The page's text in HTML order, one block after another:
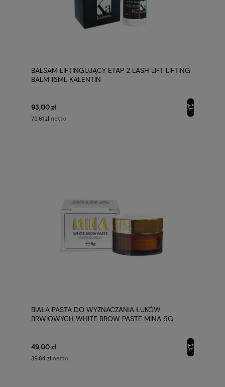
BALSAM LIFTINGUJĄCY ETAP 2 LASH LIFT LIFTING
BALM 15ML KALENTIN
93,00 zł
75,61 zł netto
BIAŁA PASTA DO WYZNACZANIA ŁUKÓW
BRWIOWYCH WHITE BROW PASTE MINA 5G
49,00 zł
39,84 zł netto